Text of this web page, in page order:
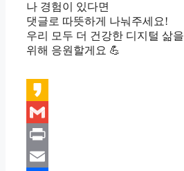
나 경험이 있다면
댓글로 따뜻하게 나눠주세요!
우리 모두 더 건강한 디지털 삶을
위해 응원할게요 💪
Kakao
Gmail
Print